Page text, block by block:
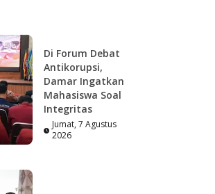
Di Forum Debat
Antikorupsi,
Damar Ingatkan
Mahasiswa Soal
Integritas
Jumat, 7 Agustus
2026